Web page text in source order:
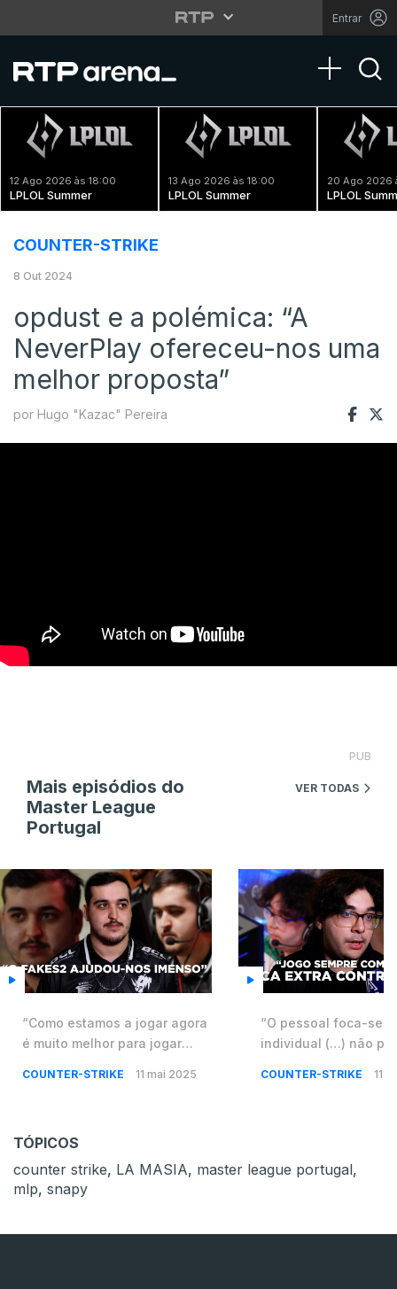
Entrar
Toggle
12 Ago 2026 às 18:00
LPLOL Summer
13 Ago 2026 às 18:00
LPLOL Summer
20 Ago 2026
LPLOL
COUNTER-STRIKE
8 Out 2024
opdust e a polémica: “A
NeverPlay ofereceu-nos uma
melhor proposta”
por Hugo "Kazac" Pereira
PUB
Mais episódios do
Master League
Portugal
VER TODAS
“Como estamos a jogar agora
é muito melhor para jogar
COUNTER-STRIKE 11 mai 2025
“O pessoal foca-se
individual (…) não
COUNTER-STRIKE 11
TÓPICOS
counter strike, LA MASIA, master league portugal,
mlp, snapy